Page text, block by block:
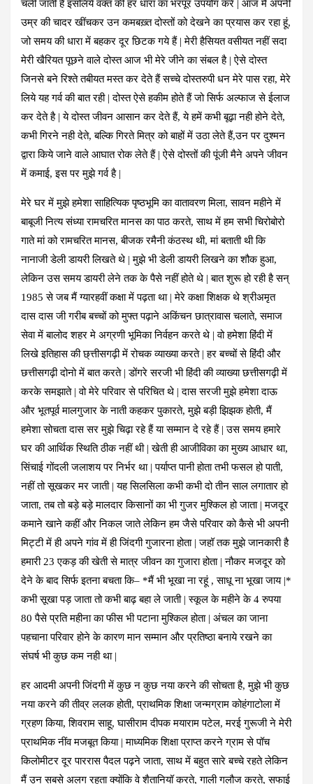
चली जाती है इसलिये वक्त की हर धारा का भरपूर उपयोग करें | आज मैं अपनी
उम्र की चादर खींचकर उन कमबख़्त दोस्तों को देखने का प्रयास कर रहा हूं,
जो समय की धारा में बहकर दूर छिटक गये हैं | मेरी हैसियत वसीयत नहीं सदा
मेरी खैरियत पूछने वाले दोस्त आज भी मेरे जीने का संबल है | ऐसे दोस्त
जिनसे बने रिश्ते तबीयत मस्त कर देते हैं सच्चे दोस्तरुपी धन मेरे पास रहा, मेरे
लिये यह गर्व की बात रही | दोस्त ऐसे हकीम होते हैं जो सिर्फ अल्फाज से ईलाज
कर देते है | ये दोस्त जीवन आसान कर देते हैं, ये हमें कभी बूढ़ा नही होने देते,
कभी गिरने नही देते, बल्कि गिरते मित्र को बाहों में उठा लेते हैं,उन पर दुश्मन
द्वारा किये जाने वाले आघात रोक लेते हैं | ऐसे दोस्तों की पूंजी मैने अपने जीवन
में कमाई, इस पर मुझे गर्व है |
मेरे घर में मुझे हमेशा साहित्यिक पृष्ठभूमि का वातावरण मिला, सावन महीने में
बाबूजी नित्य संध्या रामचरित मानस का पाठ करते, साथ में हम सभी चिरोबोरो
गाते मां को रामचरित मानस, बीजक रमैनी कंठस्थ थी, मां बताती थी कि
नानाजी डेली डायरी लिखते थे | मुझे भी डेली डायरी लिखने का शौक हुआ,
लेकिन उस समय डायरी लेने तक के पैसे नहीं होते थे | बात शुरू हो रही है सन्
1985 से जब मैं ग्यारहवीं कक्षा में पढ़ता था | मेरे कक्षा शिक्षक थे श्रीअमृत
दास दास जी गरीब बच्चों को मुफ्त पढ़ाने अकिंचन छात्रावास चलाते, समाज
सेवा में बालोद शहर मे अग्रणी भूमिका निर्वहन करते थे | वो हमेशा हिंदी में
लिखे इतिहास की छ्त्तीसगढ़ी में रोचक व्याख्या करते | हर बच्चों से हिंदी और
छत्तीसगढ़ी दोनो में बात करते | डोंगरे सरजी भी हिंदी की व्याख्या छत्तीसगढ़ी में
करके समझाते | वो मेरे परिवार से परिचित थे | दास सरजी मुझे हमेशा दाऊ
और भूतपूर्व मालगुजार के नाती कहकर पुकारते, मुझे बड़ी झिझक होती, मैं
हमेशा सोचता दास सर मुझे चिढ़ा रहे हैं या सम्मान दे रहे हैं | उस समय हमारे
घर की आर्थिक स्थिति ठीक नहीं थी | खेती ही आजीविका का मुख्य आधार था,
सिंचाई गोंदली जलाशय पर निर्भर था | पर्याप्त पानी होता तभी फसल हो पाती,
नहीं तो सूखकर मर जाती | यह सिलसिला कभी कभी दो तीन साल लगातार हो
जाता, तब तो बड़े बड़े मालदार किसानों का भी गुजर मुश्किल हो जाता | मजदूर
कमाने खाने कहीं और निकल जाते लेकिन हम जैसे परिवार को कैसे भी अपनी
मिट्टी में ही अपने गांव में ही जिंदगी गुजारना होता | जहॉ तक मुझे जानकारी है
हमारी 23 एकड़ की खेती से मात्र जीवन का गुजारा होता | नौकर मजदूर को
देने के बाद सिर्फ इतना बचता कि– *मैं भी भूखा ना रहूं , साधू ना भूखा जाय |*
कभी सूखा पड़ जाता तो कभी बाढ़ बहा ले जाती | स्कूल के महीने के 4 रुपया
80 पैसे प्रति महीना का फीस भी पटाना मुश्किल होता | अंचल का जाना
पहचाना परिवार होने के कारण मान सम्मान और प्रतिष्ठा बनाये रखने का
संघर्ष भी कुछ कम नही था |
हर आदमी अपनी जिंदगी में कुछ न कुछ नया करने की सोचता है, मुझे भी कुछ
नया करने की तीव्र ललक होती, प्राथमिक शिक्षा जन्मग्राम कोहंगाटोला में
ग्रहण किया, शिवराम साहू, घासीराम दीपक मयाराम पटेल, मरई गुरूजी ने मेरी
प्राथमिक नींव मजबूत किया | माध्यमिक शिक्षा प्राप्त करने ग्राम से पॉच
किलोमीटर दूर पाररास पैदल पढ़ने जाता, साथ में बहुत सारे बच्चे रहते लेकिन
मैं उन सबसे अलग रहता क्योंकि वे शैतानियॉ करते, गाली गलौज करते, सफाई